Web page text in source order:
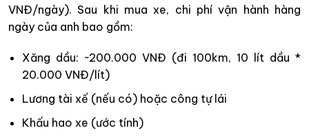
VNĐ/ngày). Sau khi mua xe, chi phí vận hành hàng
ngày của anh bao gồm:
Xăng dầu: ~200.000 VNĐ (đi 100km, 10 lít dầu *
20.000 VNĐ/lít)
Lương tài xế (nếu có) hoặc công tự lái
Khấu hao xe (ước tính)